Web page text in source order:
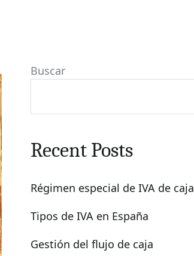
Buscar
Recent Posts
Régimen especial de IVA de caja
Tipos de IVA en España
Gestión del flujo de caja